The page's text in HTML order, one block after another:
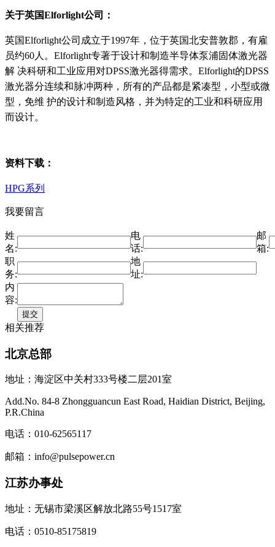
关于英国Elforlight公司：
英国Elforlight公司成立于1997年，位于英国北安普敦郡，有雇
员约60人。Elforlight专著于设计和制造半导体泵浦固体激光器
解 决科研和工业应用对DPSS激光器得需求。Elforlight的DPSS
激光器分连续和脉冲两种，所有的产品都是紧凑型，小型或微
型，免维 护的设计和制造风格，并为特定的工业和科研应用
而设计。
资料下载：
HPG系列
我要留言
姓
名:
电
话:
邮
箱:
职
务:
地
址:
内
容:
相关推荐
北京总部
地址：海淀区中关村333号楼二层201室
Add.No. 84-8 Zhongguancun East Road, Haidian District, Beijing,
P.R.China
电话：010-62565117
邮箱：info@pulsepower.cn
江苏办事处
地址：无锡市梁溪区解放北路55号1517室
电话：0510-85175819